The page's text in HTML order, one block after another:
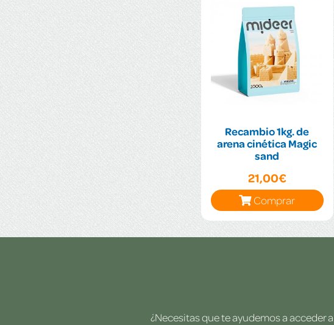
Recambio 1kg. de
arena cinética Magic
sand
21,00€
Comprar
¿Necesitas que te ayudemos a acceder